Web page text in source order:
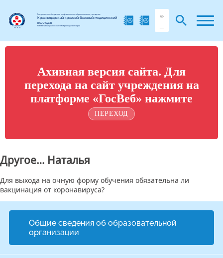
Государственное бюджетное профессиональное образовательное учреждение
Краснодарский краевой базовый медицинский
колледж
Министерства здравоохранения Краснодарского края
Ахивная версия сайта. Для
перехода на сайт учреждения на
платформе «ГосВеб» нажмите
ПЕРЕХОД
Другое… Наталья
Для выхода на очную форму обучения обязательна ли
вакцинация от коронавируса?
Общие сведения об образовательной
организации